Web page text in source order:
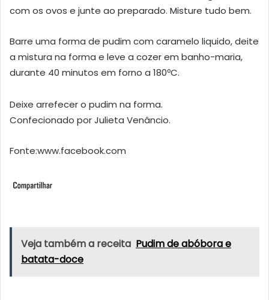
com os ovos e junte ao preparado. Misture tudo bem.
Barre uma forma de pudim com caramelo liquido, deite
a mistura na forma e leve a cozer em banho-maria,
durante 40 minutos em forno a 180ºC.
Deixe arrefecer o pudim na forma.
Confecionado por Julieta Venâncio.
Fonte:www.facebook.com
Veja também a receita Pudim de abóbora e
batata-doce